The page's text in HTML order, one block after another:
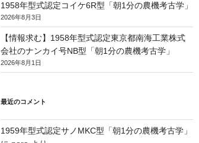
1958年型式認定コイケ6R型「朝1分の農機考古学」
2026年8月3日
【情報求む】1958年型式認定東京都南海工業株式
会社のナンカイ号NB型「朝1分の農機考古学」
2026年8月1日
最近のコメント
1959年型式認定サノMKC型「朝1分の農機考古学」